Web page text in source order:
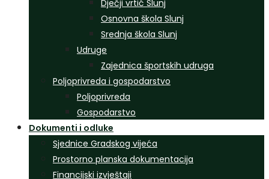
Dječji vrtić Slunj
Osnovna škola Slunj
Srednja škola Slunj
Udruge
Zajednica športskih udruga
Poljoprivreda i gospodarstvo
Poljoprivreda
Gospodarstvo
Dokumenti i odluke
Sjednice Gradskog vijeća
Prostorno planska dokumentacija
Financijski izvještaji